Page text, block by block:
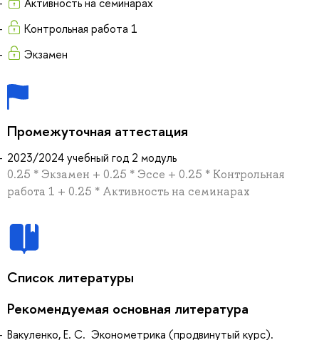
Контрольная работа 1
Экзамен
Промежуточная аттестация
2023/2024 учебный год 2 модуль
0.25 * Экзамен + 0.25 * Эссе + 0.25 * Контрольная
работа 1 + 0.25 * Активность на семинарах
Список литературы
Рекомендуемая основная литература
Вакуленко, Е. С. Эконометрика (продвинутый курс).